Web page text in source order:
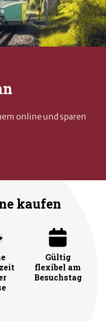
online und sparen
kaufen
Gültig
flexibel am
Besuchstag